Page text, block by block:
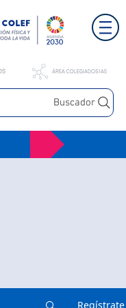
Buscador
Regístrate